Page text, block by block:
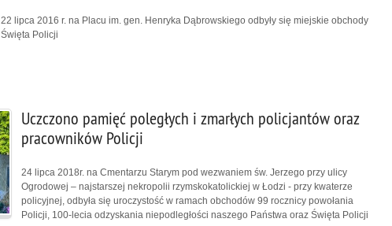
22 lipca 2016 r. na Placu im. gen. Henryka Dąbrowskiego odbyły się miejskie obchody
Święta Policji
Uczczono pamięć poległych i zmarłych policjantów oraz
pracowników Policji
24 lipca 2018r. na Cmentarzu Starym pod wezwaniem św. Jerzego przy ulicy
Ogrodowej – najstarszej nekropolii rzymskokatolickiej w Łodzi - przy kwaterze
policyjnej, odbyła się uroczystość w ramach obchodów 99 rocznicy powołania
Policji, 100-lecia odzyskania niepodległości naszego Państwa oraz Święta Policji